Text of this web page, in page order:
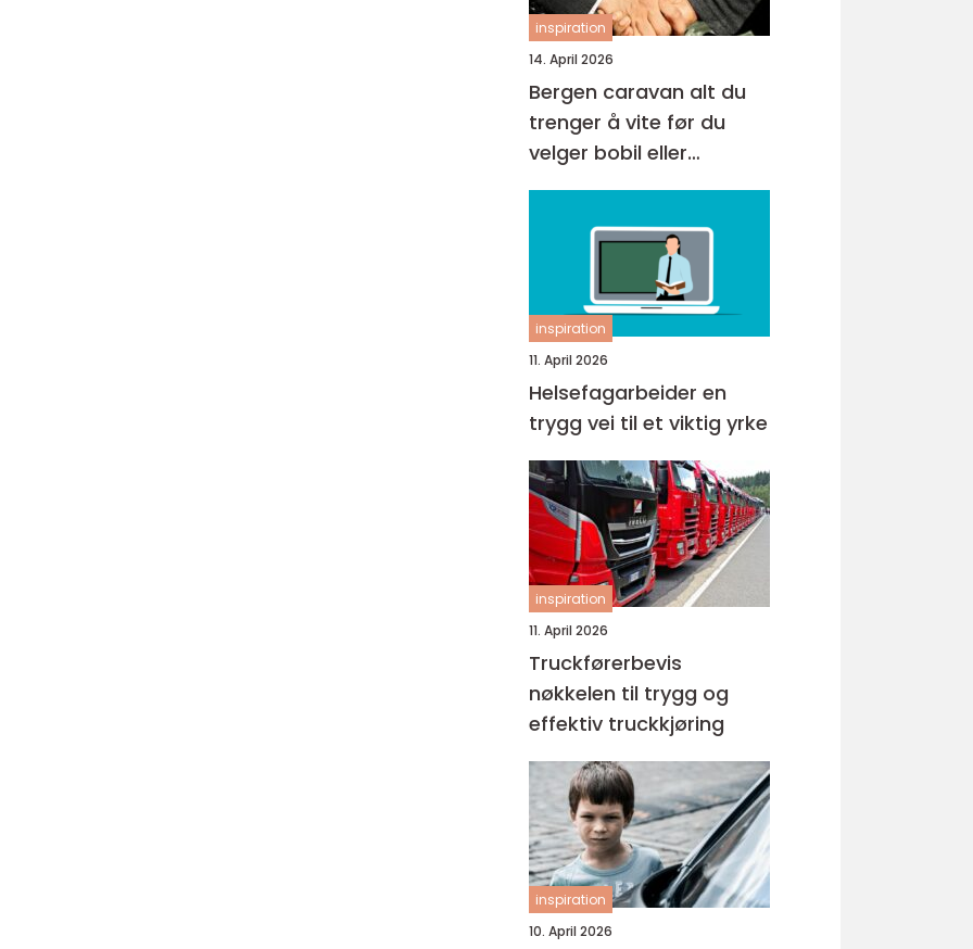
inspiration
14. April 2026
Bergen caravan alt du
trenger å vite før du
velger bobil eller
campingvogn
inspiration
11. April 2026
Helsefagarbeider en
trygg vei til et viktig yrke
inspiration
11. April 2026
Truckførerbevis
nøkkelen til trygg og
effektiv truckkjøring
inspiration
10. April 2026